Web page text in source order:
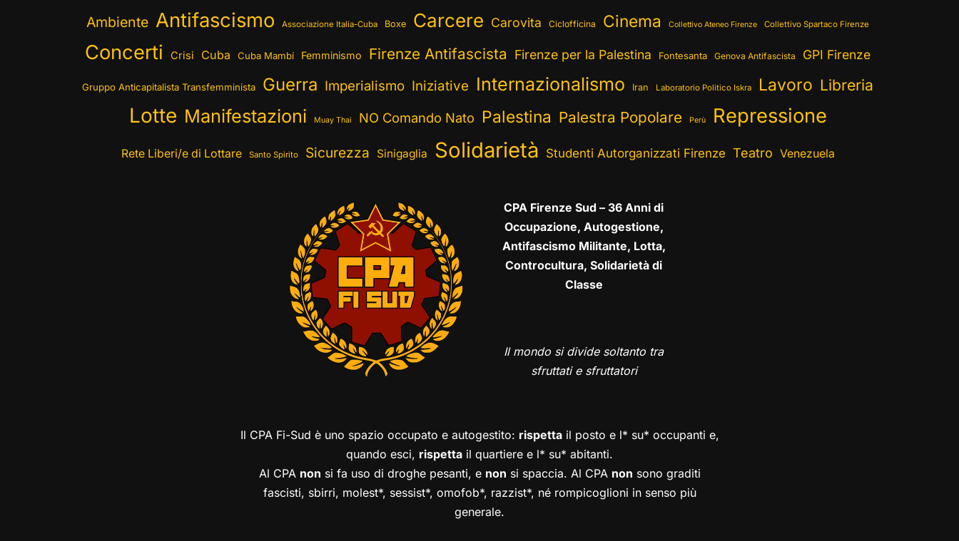
Ambiente Antifascismo Associazione Italia-Cuba Boxe Carcere Carovita Ciclofficina Cinema Collettivo Ateneo Firenze Collettivo Spartaco Firenze
Concerti Crisi Cuba Cuba Mambí Femminismo Firenze Antifascista Firenze per la Palestina Fontesanta Genova Antifascista GPI Firenze
Gruppo Anticapitalista Transfemminista Guerra Imperialismo Iniziative Internazionalismo Iran Laboratorio Politico Iskra Lavoro Libreria
Lotte Manifestazioni Muay Thai NO Comando Nato Palestina Palestra Popolare Perù Repressione
Rete Liberi/e di Lottare Santo Spirito Sicurezza Sinigaglia Solidarietà Studenti Autorganizzati Firenze Teatro Venezuela
CPA Firenze Sud – 36 Anni di
Occupazione, Autogestione,
Antifascismo Militante, Lotta,
Controcultura, Solidarietà di
Classe
Il mondo si divide soltanto tra
sfruttati e sfruttatori
Il CPA Fi-Sud è uno spazio occupato e autogestito: rispettail posto e l* su* occupanti e,
quando esci, rispetta il quartiere e l* su* abitanti.
Al CPA non si fa uso di droghe pesanti, e non si spaccia. Al CPA non sono graditi
fascisti, sbirri, molest*, sessist*, omofob*, razzist*, né rompicoglioni in senso più
generale.